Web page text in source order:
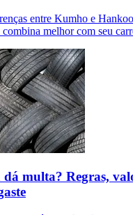
entre Kumho e
combina melhor com seu
dá multa? Regras,